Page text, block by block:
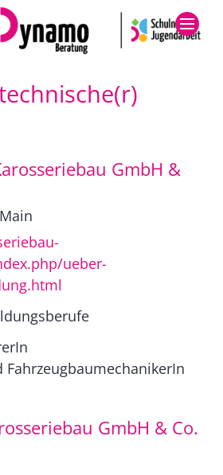
GmbH &
ueber-
FahrzeugbaumechanikerIn
GmbH & Co.